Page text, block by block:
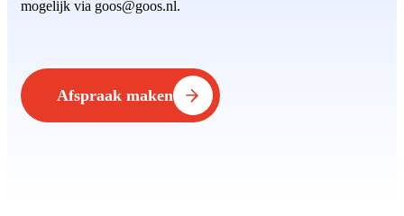
mogelijk via goos@goos.nl.
Afspraak maken